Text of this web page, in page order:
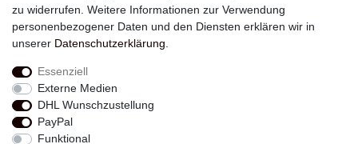
Abonnieren
Widerrufs­recht Widerrufs­formular
zu widerrufen. Weitere Informationen zur Verwendung
personenbezogener Daten und den Diensten erklären wir in
unserer Daten­schutz­erklärung
Essenziell
Externe Medien
DHL Wunschzustellung
PayPal
Funktional